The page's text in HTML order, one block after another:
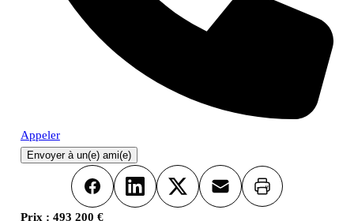
Appeler
Envoyer à un(e) ami(e)
FacebookLinkedInX Email Imprimer
Prix : 493 200 €